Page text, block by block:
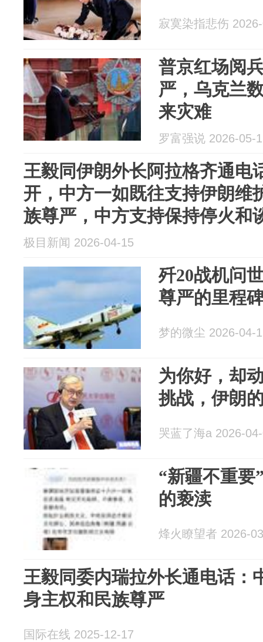
寂寞染指悲伤
普京红场阅
严，乌克兰
来灾难
罗富强说 2026-05-
王毅同伊朗外长阿拉格齐通电
开，中方一如既往支持伊朗维
族尊严，中方支持保持停火和
极目新闻 2026-04-15
歼20战机问
尊严的里程
梦的微尘 2026-04-
为你好，却
挑战，伊朗
哭蓝了海a 2026-
“新疆不重要
的亵渎
烽火瞭望者 2026-
王毅同委内瑞拉外长通电话：
身主权和民族尊严
国际在线 2025-12-17